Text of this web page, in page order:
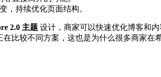
，持续优化页面结构。
2.0 主题 设计，商家可以快速优化博客和
比较不同方案，这也是为什么很多商家